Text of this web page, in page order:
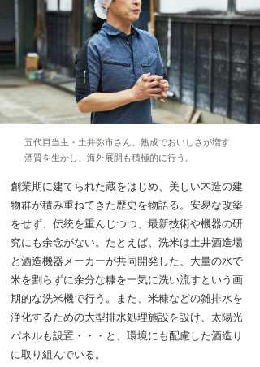
五代目当主・土井弥市さん。熟成でおいしさが増す
酒質を生かし、海外展開も積極的に行う。
創業期に建てられた蔵をはじめ、美しい木造の建
物群が積み重ねてきた歴史を物語る。安易な改築
をせず、伝統を重んじつつ、最新技術や機器の研
究にも余念がない。たとえば、洗米は土井酒造場
と酒造機器メーカーが共同開発した、大量の水で
米を割らずに余分な糠を一気に洗い流すという画
期的な洗米機で行う。また、米糠などの雑排水を
浄化するための大型排水処理施設を設け、太陽光
パネルも設置・・・と、環境にも配慮した酒造り
に取り組んでいる。